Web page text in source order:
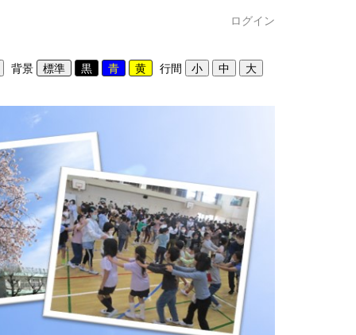
ログイン
背景 行間